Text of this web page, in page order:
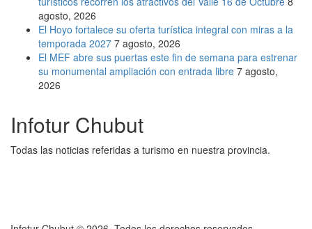
agosto, 2026
El Hoyo fortalece su oferta turística integral con miras a la
temporada 2027 7 agosto, 2026
El MEF abre sus puertas este fin de semana para estrenar
su monumental ampliación con entrada libre 7 agosto,
2026
Infotur Chubut
Todas las noticias referidas a turismo en nuestra provincia.